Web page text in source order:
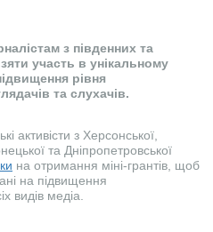
з південних та
участь в унікальному
рівня
та слухачів.
активісти з Херсонської,
та Дніпропетровської
на отримання міні-грантів, щоб
на підвищення
видів медіа.